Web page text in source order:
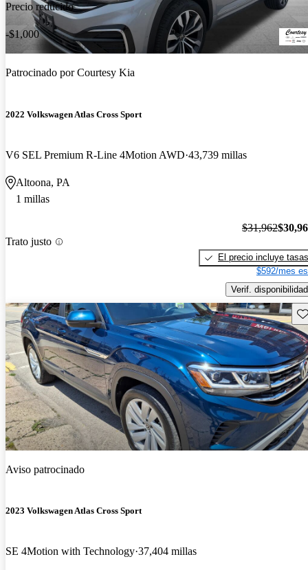
Precio reducido
-$1,000
Patrocinado porCourtesy Kia
2022 Volkswagen Atlas Cross Sport
V6 SEL Premium R-Line 4Motion AWD 43,739 millas
Altoona, PA
1 millas
Trato justo
$31,962
El precio incluye tasas
$592/mes
Verif. disponibilidad
Aviso patrocinado
2023 Volkswagen Atlas Cross Sport
SE 4Motion with Technology 37,404 millas